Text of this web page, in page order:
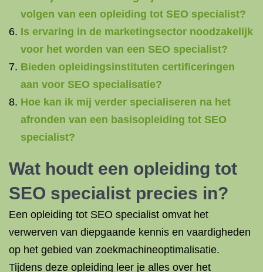
volgen van een opleiding tot SEO specialist?
Is ervaring in de marketingsector noodzakelijk
voor het worden van een SEO specialist?
Bieden opleidingsinstituten certificeringen
aan voor SEO specialisatie?
Hoe kan ik mij verder specialiseren na het
afronden van een basisopleiding tot SEO
specialist?
Wat houdt een opleiding tot
SEO specialist precies in?
Een opleiding tot SEO specialist omvat het
verwerven van diepgaande kennis en vaardigheden
op het gebied van zoekmachineoptimalisatie.
Tijdens deze opleiding leer je alles over het